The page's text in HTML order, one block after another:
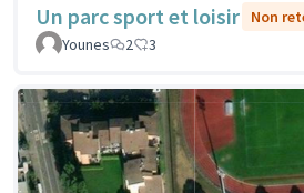
Un parc sport et loisir
Non
Younes
2 3